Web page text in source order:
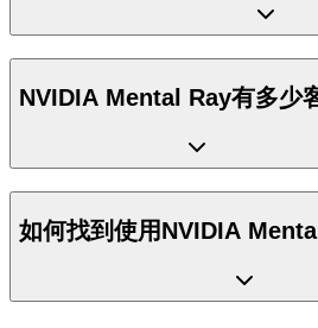
NVIDIA Mental Ray有多少
如何找到使用NVIDIA